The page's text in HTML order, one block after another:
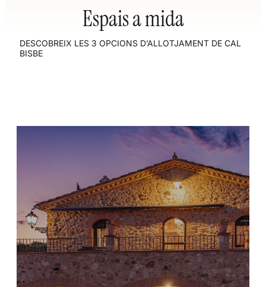
Espais a mida
DESCOBREIX LES 3 OPCIONS D’ALLOTJAMENT DE CAL
BISBE
Casa sencera
Quan la casa es lloga en la seva totalitat, ofereix
l'oportunitat de gaudir de tots els seus espais en
exclusiva, ja sigui la piscina o la zona chill-out així